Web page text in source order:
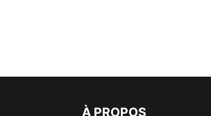
À PROPOS